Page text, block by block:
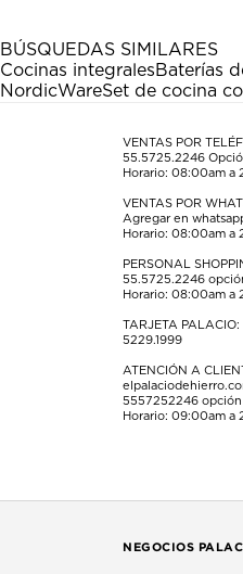
estrella
Esta
acción
abrirá
formulario
estrellas.
Esta
acción
abrirá
formulario
de
estrellas.
Esta
acción
abrirá
formulario
de
Esta
abrirá
de
BÚSQUEDAS SIMILARES
Cocinas integralesBaterías
NordicWareSet de cocina
VENTAS POR
55.5725.2246
Horario: 08:00am a
VENTAS POR
Agregar en
Horario: 08:00am a
PERSONAL
55.5725.2246
Horario: 08:00am a
TARJETA PALACIO:
5229.1999
ATENCIÓN A
5557252246 opción
Horario: 09:00am a
NEGOCIOS